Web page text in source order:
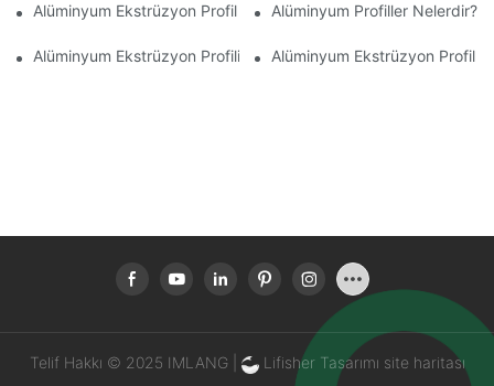
Alüminyum Ekstrüzyon Profil Üretim SüreciAlüminyum Profiller Nelerdir?
Alüminyum Ekstrüzyon Profili Nedir?Alüminyum Ekstrüzyon Profil
Telif Hakkı © 2025 IMLANG | Lifisher Tasarımı site haritası